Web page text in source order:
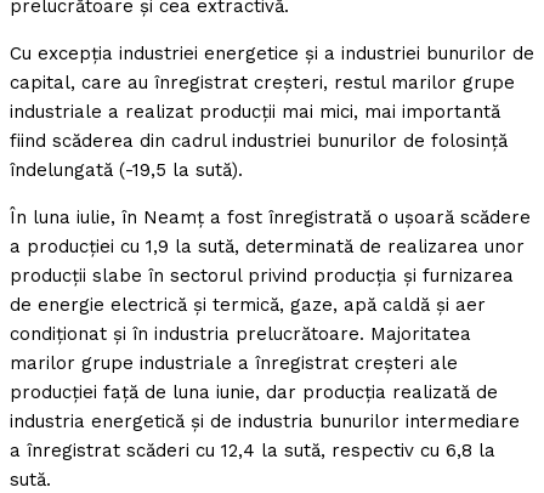
prelucrătoare şi cea extractivă.
Cu excepţia industriei energetice şi a industriei bunurilor de
capital, care au înregistrat creşteri, restul marilor grupe
industriale a realizat producţii mai mici, mai importantă
fiind scăderea din cadrul industriei bunurilor de folosinţă
îndelungată (-19,5 la sută).
În luna iulie, în Neamţ a fost înregistrată o uşoară scădere
a producţiei cu 1,9 la sută, determinată de realizarea unor
producţii slabe în sectorul privind producţia şi furnizarea
de energie electrică şi termică, gaze, apă caldă şi aer
condiţionat şi în industria prelucrătoare. Majoritatea
marilor grupe industriale a înregistrat creşteri ale
producţiei faţă de luna iunie, dar producţia realizată de
industria energetică şi de industria bunurilor intermediare
a înregistrat scăderi cu 12,4 la sută, respectiv cu 6,8 la
sută.